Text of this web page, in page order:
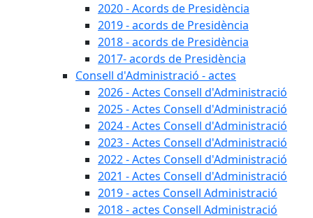
2020 - Acords de Presidència
2019 - acords de Presidència
2018 - acords de Presidència
2017- acords de Presidència
Consell d'Administració - actes
2026 - Actes Consell d'Administració
2025 - Actes Consell d'Administració
2024 - Actes Consell d'Administració
2023 - Actes Consell d'Administració
2022 - Actes Consell d'Administració
2021 - Actes Consell d'Administració
2019 - actes Consell Administració
2018 - actes Consell Administració